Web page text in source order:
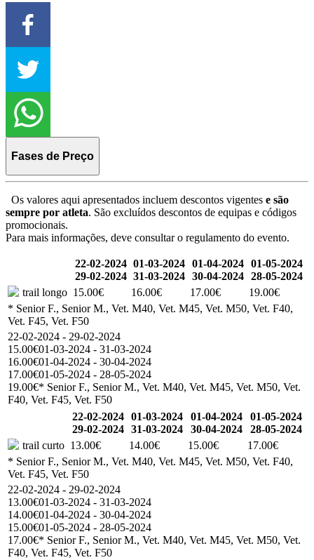
Fases de Preço
Os valores aqui apresentados incluem descontos vigentes e são
sempre por atleta. São excluídos descontos de equipas e códigos
promocionais.
Para mais informações, deve consultar o regulamento do evento.
22-02-2024
29-02-2024
01-03-2024
31-03-2024
01-04-2024
30-04-2024
01-05-2024
28-05-2024
trail longo 15.00€ 16.00€ 17.00€
19.00€
* Senior F., Senior M., Vet. M40, Vet. M45, Vet. M50, Vet. F40,
Vet. F45, Vet. F50
22-02-2024 - 29-02-2024
15.00€01-03-2024 - 31-03-2024
16.00€01-04-2024 - 30-04-2024
17.00€01-05-2024 - 28-05-2024
19.00€* Senior F., Senior M., Vet. M40, Vet. M45, Vet. M50, Vet.
F40, Vet. F45, Vet. F50
22-02-2024
29-02-2024
01-03-2024
31-03-2024
01-04-2024
30-04-2024
01-05-2024
28-05-2024
trail curto 13.00€ 14.00€ 15.00€
17.00€
* Senior F., Senior M., Vet. M40, Vet. M45, Vet. M50, Vet. F40,
Vet. F45, Vet. F50
22-02-2024 - 29-02-2024
13.00€01-03-2024 - 31-03-2024
14.00€01-04-2024 - 30-04-2024
15.00€01-05-2024 - 28-05-2024
17.00€* Senior F., Senior M., Vet. M40, Vet. M45, Vet. M50, Vet.
F40, Vet. F45, Vet. F50